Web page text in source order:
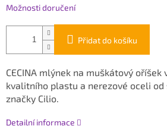
Možnosti doručení
Přidat do košíku
CECINA mlýnek na muškátový oříšek
kvalitního plastu a nerezové oceli od
značky Cilio.
Detailní informace